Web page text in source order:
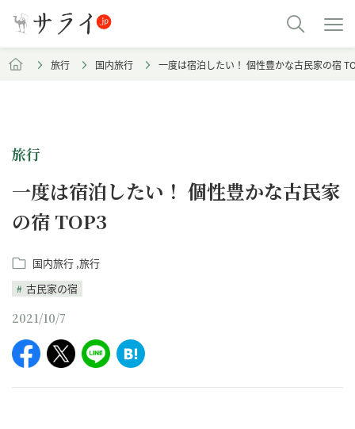
旅行 国内旅行 一度は宿泊したい！ 個性豊かな古民家の宿
旅行
一度は宿泊したい！ 個性豊かな古民家
の宿 TOP3
国内旅行 旅行
古民家の宿
2021/10/7